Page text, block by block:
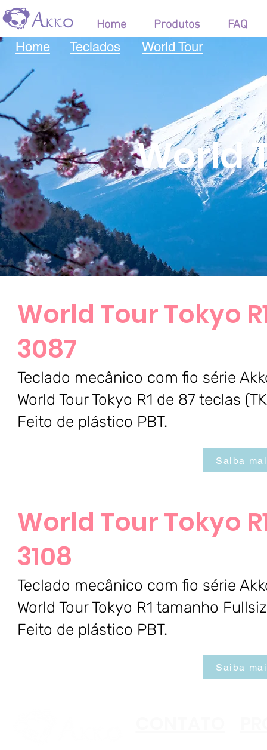
Home Produtos FAQ
World
Home Teclados World Tour
World Tour Tokyo
3087
Teclado mecânico com fio série
World Tour Tokyo R1 de 87 teclas
Feito de plástico PBT.
Saiba
World Tour Tokyo
3108
Teclado mecânico com fio série
World Tour Tokyo R1 tamanho
Feito de plástico PBT.
Saiba